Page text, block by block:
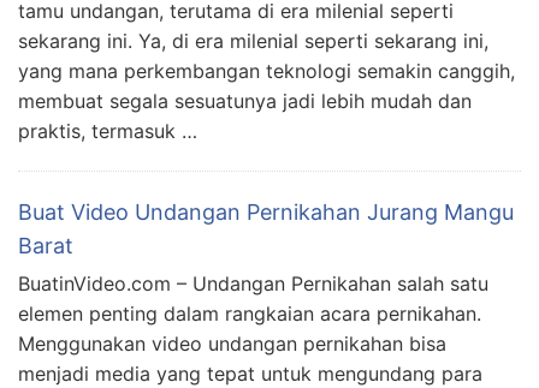
tamu undangan, terutama di era milenial seperti
sekarang ini. Ya, di era milenial seperti sekarang ini,
yang mana perkembangan teknologi semakin canggih,
membuat segala sesuatunya jadi lebih mudah dan
praktis, termasuk …
Buat Video Undangan Pernikahan Jurang Mangu
Barat
BuatinVideo.com – Undangan Pernikahan salah satu
elemen penting dalam rangkaian acara pernikahan.
Menggunakan video undangan pernikahan bisa
menjadi media yang tepat untuk mengundang para